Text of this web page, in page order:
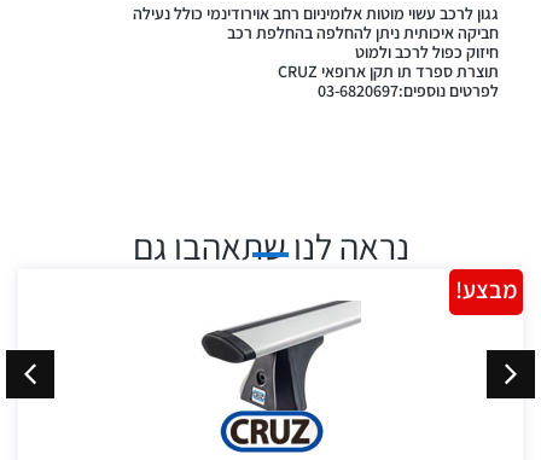
גגון לרכב עשוי מוטות אלומיניום רחב אוירודינמי כולל נעילה
חביקה איכותית ניתן להחלפה בהחלפת רכב
חיזוק כפול לרכב ולמוט
תוצרת ספרד תו תקן ארופאי CRUZ
לפרטים נוספים:03-6820697
נראה לנו שתאהבו גם
מבצע!